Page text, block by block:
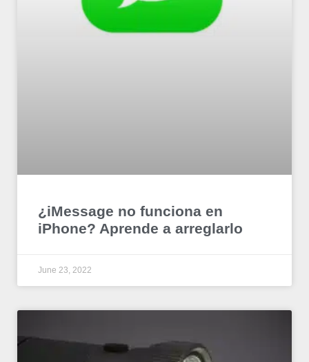
¿iMessage no funciona en
iPhone? Aprende a arreglarlo
June 23, 2022